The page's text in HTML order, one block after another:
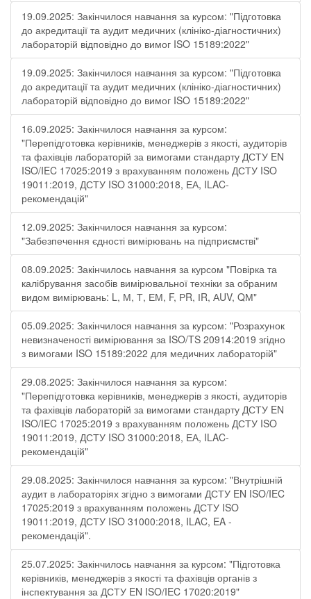
19.09.2025: Закінчилося навчання за курсом: "Підготовка
до акредитації та аудит медичних (клініко-діагностичних)
лабораторій відповідно до вимог ISO 15189:2022"
19.09.2025: Закінчилося навчання за курсом: "Підготовка
до акредитації та аудит медичних (клініко-діагностичних)
лабораторій відповідно до вимог ISO 15189:2022"
16.09.2025: Закінчилося навчання за курсом:
"Перепідготовка керівників, менеджерів з якості, аудиторів
та фахівців лабораторій за вимогами стандарту ДСТУ EN
ISO/IEC 17025:2019 з врахуванням положень ДСТУ ISO
19011:2019, ДСТУ ISO 31000:2018, ЕА, ILAC-
рекомендацій"
12.09.2025: Закінчилося навчання за курсом:
"Забезпечення єдності вимірювань на підприємстві"
08.09.2025: Закінчилось навчання за курсом "Повірка та
калібрування засобів вимірювальної техніки за обраним
видом вимірювань: L, М, Т, ЕМ, F, РR, ІR, АUV, QМ"
05.09.2025: Закінчилося навчання за курсом: "Розрахунок
невизначеності вимірювання за ISO/TS 20914:2019 згідно
з вимогами ISO 15189:2022 для медичних лабораторій"
29.08.2025: Закінчилося навчання за курсом:
"Перепідготовка керівників, менеджерів з якості, аудиторів
та фахівців лабораторій за вимогами стандарту ДСТУ EN
ISO/IEC 17025:2019 з врахуванням положень ДСТУ ISO
19011:2019, ДСТУ ISO 31000:2018, ЕА, ILAC-
рекомендацій"
29.08.2025: Закінчилося навчання за курсом: "Внутрішній
аудит в лабораторіях згідно з вимогами ДСТУ EN ISO/IEC
17025:2019 з врахуванням положень ДСТУ ISO
19011:2019, ДСТУ ISO 31000:2018, ILAC, EA -
рекомендацій".
25.07.2025: Закінчилось навчання за курсом: "Підготовка
керівників, менеджерів з якості та фахівців органів з
інспектування за ДСТУ EN ISO/IEC 17020:2019"